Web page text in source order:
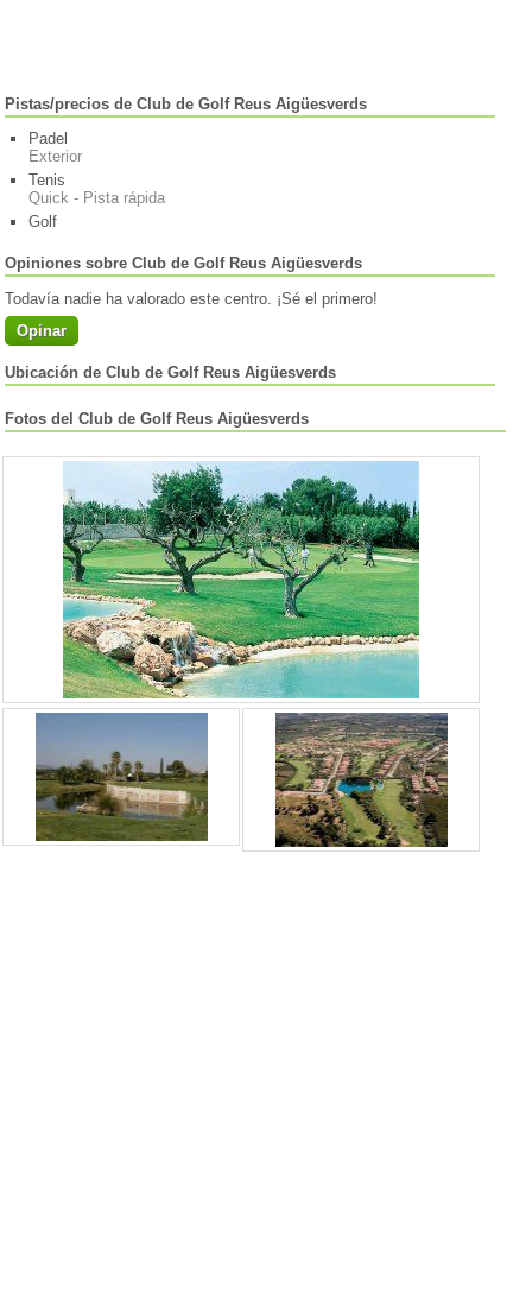
Pistas/precios de Club de Golf Reus Aigüesverds
Padel
Exterior
Tenis
Quick - Pista rápida
Golf
Opiniones sobre Club de Golf Reus Aigüesverds
Todavía nadie ha valorado este centro. ¡Sé el primero!
Opinar
Ubicación de Club de Golf Reus Aigüesverds
Fotos del Club de Golf Reus Aigüesverds